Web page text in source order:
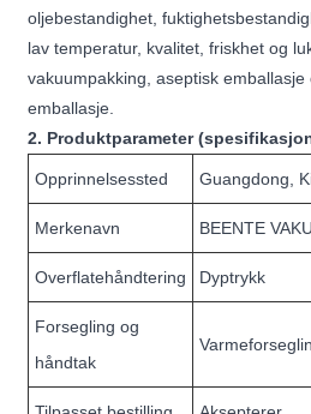
oljebestandighet,
lav temperatur, kvalitet, friskhet og
vakuumpakking, aseptisk
emballasje.
2. Produktparameter
Opprinnelsessted Guangdong,
Merkenavn BEENTE
Overflatehåndtering Dyptrykk
Forsegling og
håndtak